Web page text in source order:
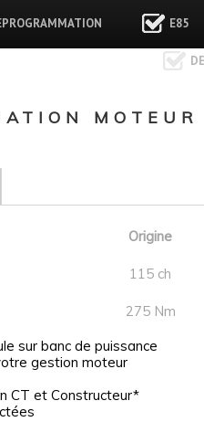
E85
Origine
115 ch
275 Nm
sur banc de puissance
gestion moteur
CT et Constructeur*